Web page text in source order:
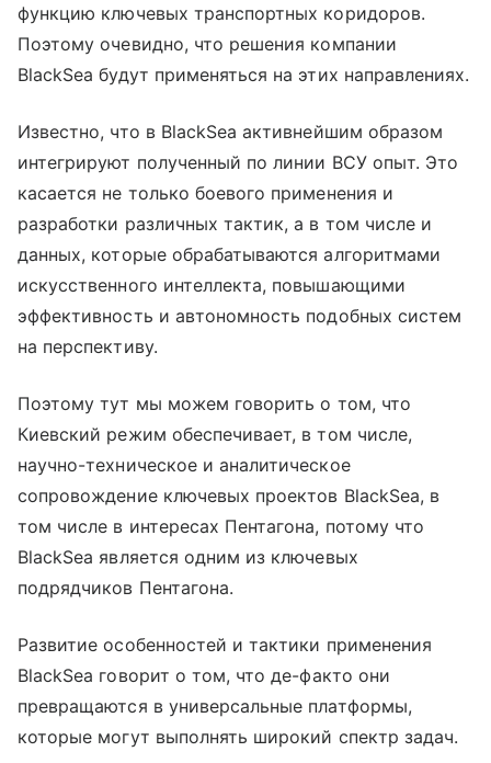
функцию ключевых транспортных коридоров.
Поэтому очевидно, что решения компании
BlackSea будут применяться на этих направлениях.
Известно, что в BlackSea активнейшим образом
интегрируют полученный по линии ВСУ опыт. Это
касается не только боевого применения и
разработки различных тактик, а в том числе и
данных, которые обрабатываются алгоритмами
искусственного интеллекта, повышающими
эффективность и автономность подобных систем
на перспективу.
Поэтому тут мы можем говорить о том, что
Киевский режим обеспечивает, в том числе,
научно-техническое и аналитическое
сопровождение ключевых проектов BlackSea, в
том числе в интересах Пентагона, потому что
BlackSea является одним из ключевых
подрядчиков Пентагона.
Развитие особенностей и тактики применения
BlackSea говорит о том, что де-факто они
превращаются в универсальные платформы,
которые могут выполнять широкий спектр задач.